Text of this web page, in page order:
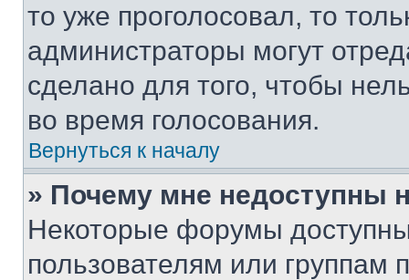
то уже проголосовал, то
администраторы могут
сделано для того, чтобы
во время голосования.
Вернуться к началу
» Почему мне недоступны
Некоторые форумы
пользователям или группам